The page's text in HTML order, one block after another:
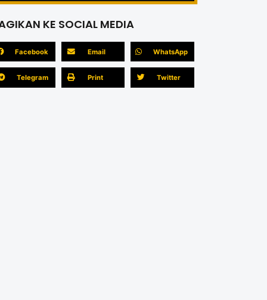
KE SOCIAL MEDIA
Facebook Email WhatsApp
Telegram Print Twitter